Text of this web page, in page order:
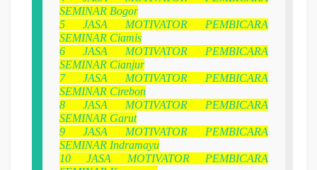
SEMINAR Bogor
5
JASA MOTIVATOR PEMBICARA
SEMINAR Ciamis
6
JASA MOTIVATOR PEMBICARA
SEMINAR Cianjur
7
JASA MOTIVATOR PEMBICARA
SEMINAR Cirebon
8
JASA MOTIVATOR PEMBICARA
SEMINAR Garut
9
JASA MOTIVATOR PEMBICARA
SEMINAR Indramayu
10
JASA MOTIVATOR PEMBICARA